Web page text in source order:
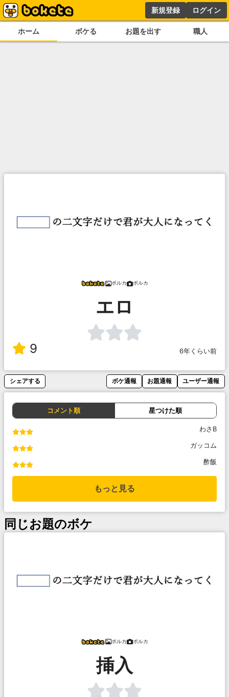
新規登録 ログイン
ホーム ボケる お題を出す 職人
ポルカ ポルカ
エロ
9 6年くらい前
シェアする ボケ通報 お題通報 ユーザー通報
コメント順 星つけた順
わさB
ガッコム
酢飯
もっと見る
同じお題のボケ
ポルカ ポルカ
挿入